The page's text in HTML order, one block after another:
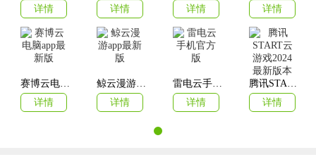
详情
详情
详情
详情
详情
详情
详情
详情